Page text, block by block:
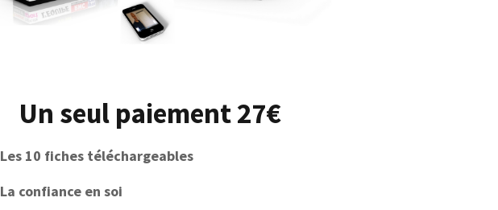
Un seul paiement 27€
Les 10 fiches téléchargeables
La confiance en soi